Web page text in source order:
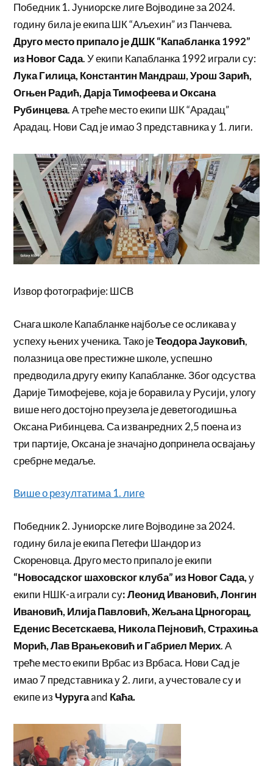
Победник 1. Јуниорске лиге Војводине за 2024.
годину била је екипа ШК “Аљехин” из Панчева.
Друго место припало је ДШК “Капабланка 1992”
из Новог Сада. У екипи Капабланка 1992 играли су:
Лука Гилица, Константин Мандраш, Урош Зарић,
Огњен Радић, Дарја Тимофеева и Оксана
Рубинцева. А треће место екипи ШК “Арадац”
Арадац. Нови Сад је имао 3 представника у 1. лиги.
Извор фотографије: ШСВ
Снага школе Капабланке најбоље се осликава у
успеху њених ученика. Тако јеТеодора Јауковић,
полазница ове престижне школе, успешно
предводила другу екипу Капабланке. Због одсуства
Дарије Тимофејеве, која је боравила у Русији, улогу
више него достојно преузела је деветогодишња
Оксана Рибинцева. Са изванредних 2,5 поена из
три партије, Оксана је значајно допринела освајању
сребрне медаље.
Више о резултатима 1. лиге
Победник 2. Јуниорске лиге Војводине за 2024.
годину била је екипа Петефи Шандор из
Скореновца. Друго место припало је екипи
“Новосадског шаховског клуба” из Новог Сада,у
екипи НШК-а играли су: Леонид Ивановић, Лонгин
Ивановић, Илија Павловић, Жељана Црногорац,
Еденис Весетскаева, Никола Пејновић, Страхиња
Морић, Лав Врањековић и Габриел Мерих. А
треће место екипи Врбас из Врбаса. Нови Сад је
имао 7 представника у 2. лиги, а учестовале су и
екипе изЧуругаand Каћа.